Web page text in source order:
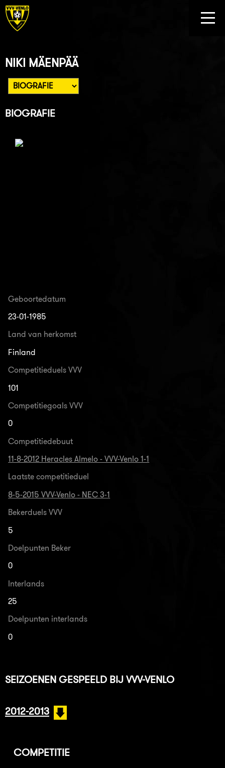
NIKI MÄENPÄÄ
BIOGRAFIE
Geboortedatum
23-01-1985
Land van herkomst
Finland
Competitieduels VVV
101
Competitiegoals VVV
0
Competitiedebuut
11-8-2012 Heracles Almelo - VVV-Venlo 1-1
Laatste competitieduel
8-5-2015 VVV-Venlo - NEC 3-1
Bekerduels VVV
5
Doelpunten Beker
0
Interlands
25
Doelpunten interlands
0
SEIZOENEN GESPEELD BIJ VVV-VENLO
2012-2013
COMPETITIE